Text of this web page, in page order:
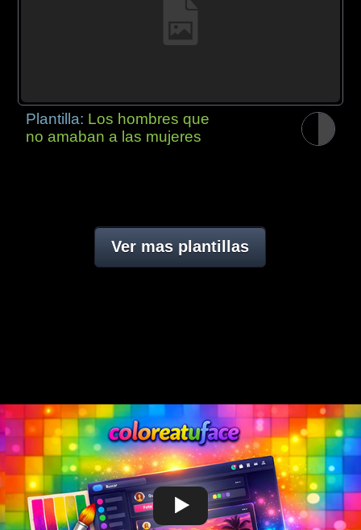
Plantilla: Los hombres que
no amaban a las mujeres
Ver mas plantillas